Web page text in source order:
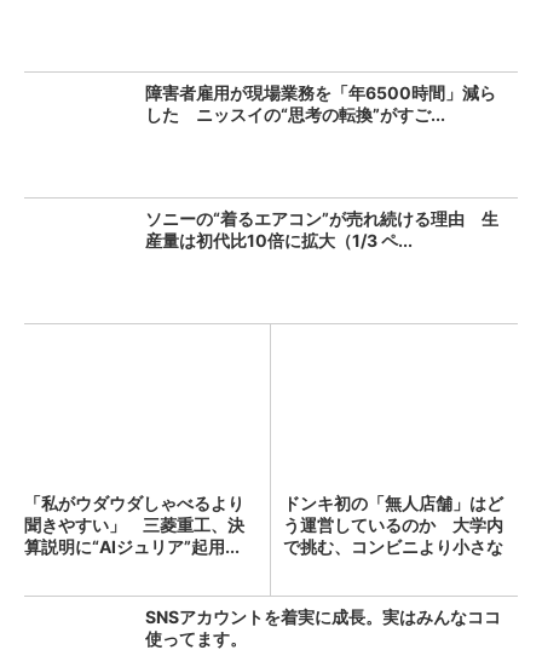
障害者雇用が現場業務を「年6500時間」減ら
した ニッスイの“思考の転換”がすご...
ソニーの“着るエアコン”が売れ続ける理由 生
産量は初代比10倍に拡大（1/3 ペ...
「私がウダウダしゃべるより
聞きやすい」 三菱重工、決
算説明に“AIジュリア”起用...
ドンキ初の「無人店舗」はど
う運営しているのか 大学内
で挑む、コンビニより小さな
SNSアカウントを着実に成長。実はみんなココ
使ってます。